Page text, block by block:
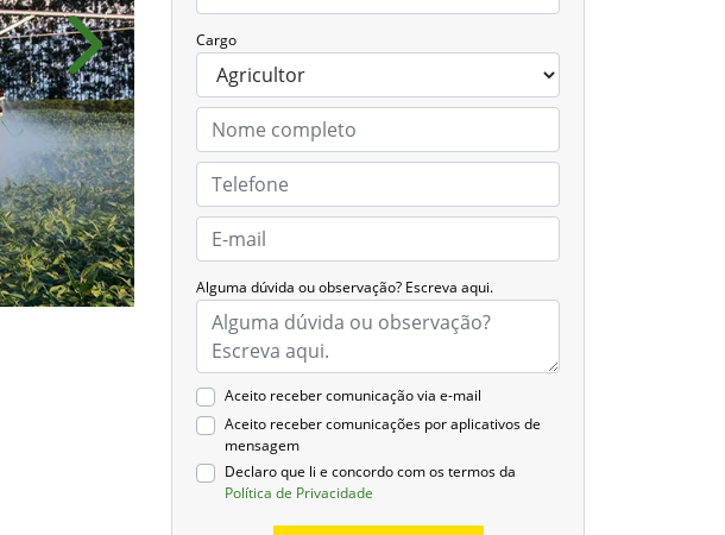
Cargo
Alguma dúvida ou observação? Escreva aqui.
Aceito receber comunicação via e-mail
Aceito receber comunicações por aplicativos de
mensagem
Declaro que li e concordo com os termos da
Política de Privacidade
Próximo